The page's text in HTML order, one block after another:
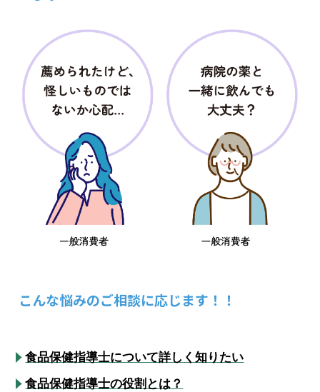
こんな悩みのご相談に応じます！！
食品保健指導士について詳しく知りたい
食品保健指導士の役割とは？